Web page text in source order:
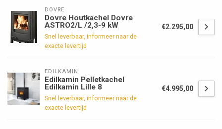
DOVRE
Dovre Houtkachel Dovre
ASTRO2/L /2,3-9 kW
Snel leverbaar, informeer naar de
exacte levertijd
€2.295,00
EDILKAMIN
Edilkamin Pelletkachel
Edilkamin Lille 8
Snel leverbaar, informeer naar de
exacte levertijd
€4.995,00